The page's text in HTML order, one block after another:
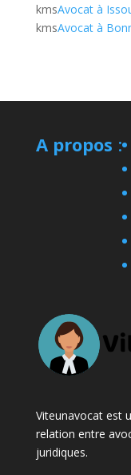
kmsAvocat à
kmsAvocat à
A propos :
Viteunavocat est
relation entre
juridiques.